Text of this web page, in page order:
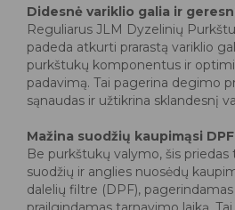
Didesnė variklio galia ir
Reguliarus JLM Dyzelinių
padeda atkurti prarastą variklio
purkštukų komponentus ir
padavimą. Tai pagerina degimo
sąnaudas ir užtikrina sklandesnį
Mažina suodžių kaupimąsi
Be purkštukų valymo, šis priedas
suodžių ir anglies nuosėdų
dalelių filtre (DPF),